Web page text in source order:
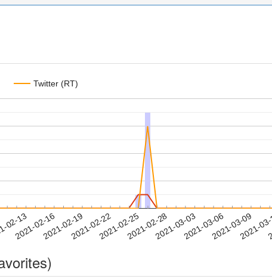
Twitter (RT)
02-13
2021-02-162021-02-192021-02-222021-02-252021-02-282021-03-032021-03-062021-03-09
2021-